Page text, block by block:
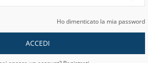
Ho dimenticato la mia password
ACCEDI